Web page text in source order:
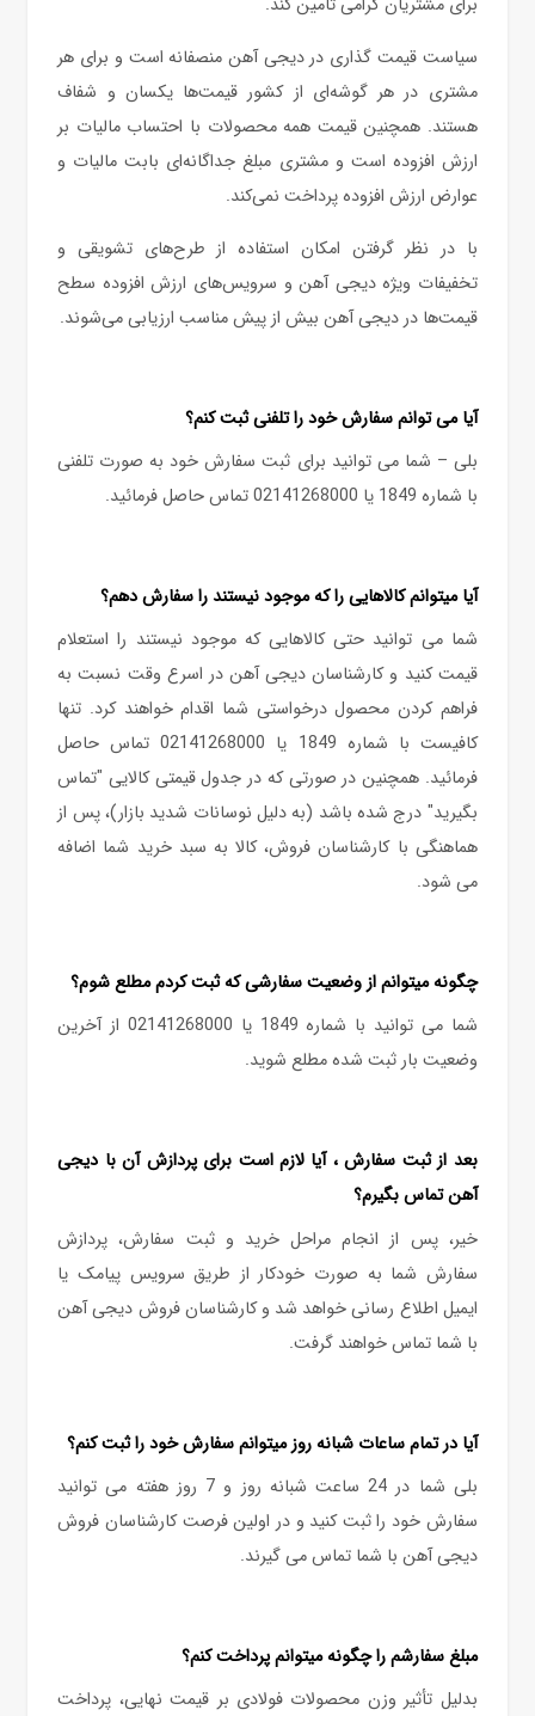
سیاست قیمت‌ گذاری در دیجی آهن منصفانه است و برای هر
مشتری در هر گوشه‏‌ای از کشور قیمت‏‌ها یکسان و شفاف
هستند. همچنین قیمت همه محصولات با احتساب مالیات بر
ارزش افزوده است و مشتری مبلغ جداگانه‏‌ای بابت مالیات و
عوارض ارزش افزوده پرداخت نمی‏‌کند.
با در نظر گرفتن امکان استفاده از طرح‌های تشویقی و
تخفیفات ویژه دیجی آهن و سرویس‌‏های ارزش افزوده سطح
قیمت‏‌ها در دیجی آهن بیش از پیش مناسب ارزیابی می‌شوند.
آیا می توانم سفارش خود را تلفنی ثبت کنم؟
بلی – شما می توانید برای ثبت سفارش خود به صورت تلفنی
با شماره 1849 یا 02141268000 تماس حاصل فرمائید.
آیا میتوانم کالاهایی را که موجود نیستند را سفارش دهم؟
شما می توانید حتی کالاهایی که موجود نیستند را استعلام
قیمت کنید و کارشناسان دیجی آهن در اسرع وقت نسبت به
فراهم کردن محصول درخواستی شما اقدام خواهند کرد. تنها
کافیست با شماره 1849 یا 02141268000 تماس حاصل
فرمائید. همچنین در صورتی که در جدول قیمتی کالایی "تماس
بگیرید" درج شده باشد (به دلیل نوسانات شدید بازار)، پس از
هماهنگی با کارشناسان فروش، کالا به سبد خرید شما اضافه
می شود.
چگونه میتوانم از وضعیت سفارشی که ثبت کردم مطلع شوم؟
شما می توانید با شماره 1849 یا 02141268000 از آخرین
وضعیت بار ثبت شده مطلع شوید.
بعد از ثبت سفارش ، آیا لازم است برای پردازش آن با دیجی
آهن تماس بگیرم؟
خیر، پس از انجام مراحل خرید و ثبت سفارش، پردازش
سفارش شما به صورت خودکار از طریق سرویس پیامک یا
ایمیل اطلاع‏ رسانی خواهد شد و کارشناسان فروش دیجی آهن
با شما تماس خواهند گرفت.
آیا در تمام ساعات شبانه روز میتوانم سفارش خود را ثبت کنم؟
بلی شما در 24 ساعت شبانه روز و 7 روز هفته می توانید
سفارش خود را ثبت کنید و در اولین فرصت کارشناسان فروش
دیجی آهن با شما تماس می گیرند.
مبلغ سفارشم را چگونه میتوانم پرداخت کنم؟
بدلیل تأثیر وزن محصولات فولادی بر قیمت نهایی، پرداخت